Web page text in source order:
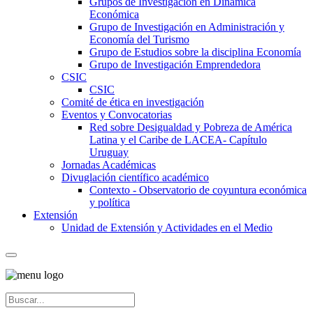
Económica
Grupo de Investigación en Administración y
Economía del Turismo
Grupo de Estudios sobre la disciplina Economía
Grupo de Investigación Emprendedora
CSIC
CSIC
Comité de ética en investigación
Eventos y Convocatorias
Red sobre Desigualdad y Pobreza de América
Latina y el Caribe de LACEA- Capítulo
Uruguay
Jornadas Académicas
Divuglación científico académico
Contexto - Observatorio de coyuntura económica
y política
Extensión
Unidad de Extensión y Actividades en el Medio